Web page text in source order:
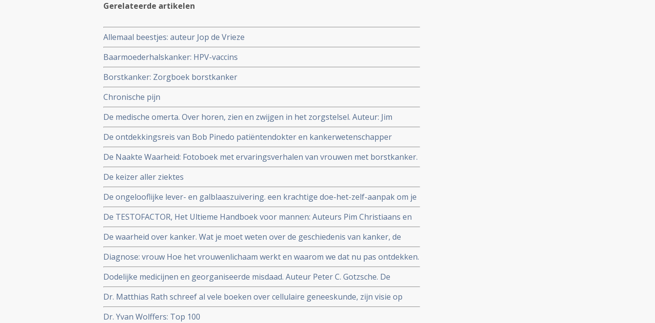
Gerelateerde artikelen
Allemaal beestjes: auteur Jop de Vrieze
Baarmoederhalskanker: HPV-vaccins
Borstkanker: Zorgboek borstkanker
Chronische pijn
De medische omerta. Over horen, zien en zwijgen in het zorgstelsel. Auteur: Jim
Reekers, emeritus-hoogleraar in de interventieradiologie
De ontdekkingsreis van Bob Pinedo patiëntendokter en kankerwetenschapper
De Naakte Waarheid: Fotoboek met ervaringsverhalen van vrouwen met borstkanker.
Auteurs: Alice Bakker & Lilian Schneider Fotografe Marina Nieuwenhuijs
De keizer aller ziektes
De ongelooflijke lever- en galblaaszuivering. een krachtige doe-het-zelf-aanpak om je
gezondheid en welzijn te optimaliseren. Auteur Andreas Moritz
De TESTOFACTOR, Het Ultieme Handboek voor mannen: Auteurs Pim Christiaans en
ir. Ralph Moorman
De waarheid over kanker. Wat je moet weten over de geschiedenis van kanker, de
behandeling en de preventie Auteur: Ty M. Bollinger
Diagnose: vrouw Hoe het vrouwenlichaam werkt en waarom we dat nu pas ontdekken.
Auteurs: WOMEN Inc.
Dodelijke medicijnen en georganiseerde misdaad. Auteur Peter C. Gotzsche. De
farmaceutische industrie is door en door verrot
Dr. Matthias Rath schreef al vele boeken over cellulaire geneeskunde, zijn visie op
gezond blijven
Dr. Yvan Wolffers: Top 100